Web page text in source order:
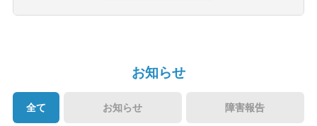
お知らせ
全て お知らせ 障害報告